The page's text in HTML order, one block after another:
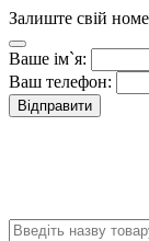
Залиште свій
Ваше ім`я:
Ваш телефон:
Відправити